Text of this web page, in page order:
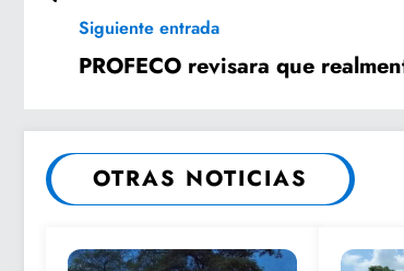
Siguiente entrada
PROFECO revisara que
OTRAS NOTICIAS